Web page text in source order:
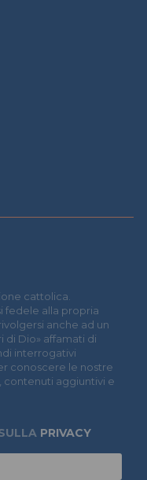
cattolica.
fedele alla propria
anche ad un
di Dio» affamati di
interrogativi
conoscere le nostre
contenuti aggiuntivi e
PRIVACY